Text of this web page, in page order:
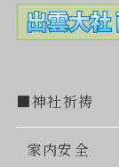
■神社祈祷
家内安全